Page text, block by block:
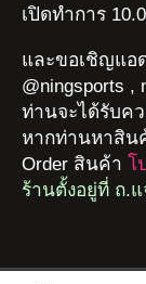
เปิดทำการ
และขอเชิญแอ
@ningsports ,
ท่านจะได้รับค
หากท่านหาสิน
Order สินค้า โ
ร้านตั้งอยู่ที่ ถ.